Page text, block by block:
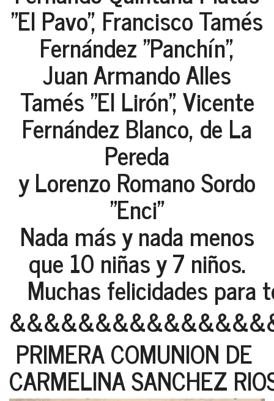
"El Pavo", Francisco Tamés
Fernández "Panchín",
Juan Armando Alles
Tamés "El Lirón", Vicente
Fernández Blanco, de La
Pereda
y Lorenzo Romano Sordo
"Enci"
Nada más y nada menos
que 10 niñas y 7 niños.
Muchas felicidades para
PRIMERA COMUNION DE
CARMELINA SANCHEZ